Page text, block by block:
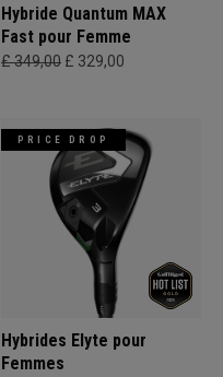
Hybride Quantum MAX
Fast pour Femme
£ 349,00 £ 329,00
PRICE DROP
Hybrides Elyte pour
Femmes